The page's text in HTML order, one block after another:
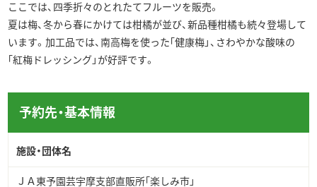
体験談
ダウンロード
ムービー
愛媛県グリーン・ツーリズム推進協議会について
お問い合わせ
プライバシーポリシー
▶︎English
ここでは、四季折々のとれたてフルーツを販売。
夏は梅、冬から春にかけては柑橘が並び、新品種柑橘も続々登場して
います。加工品では、南高梅を使った｢健康梅」、さわやかな酸味の
｢紅梅ドレッシング」が好評です。
予約先・基本情報
施設・団体名
ＪＡ東予園芸宇摩支部直販所｢楽しみ市」